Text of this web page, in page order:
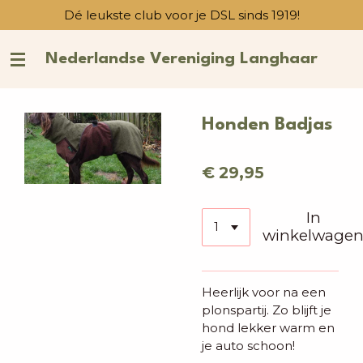
direct
naar
de
Dé leukste club voor je DSL sinds 1919!
Nederlandse Vereniging Langhaar
Honden Badjas
€ 29,95
In
Heerlijk voor na een
plonspartij. Zo blijft je
hond lekker warm en
je auto schoon!